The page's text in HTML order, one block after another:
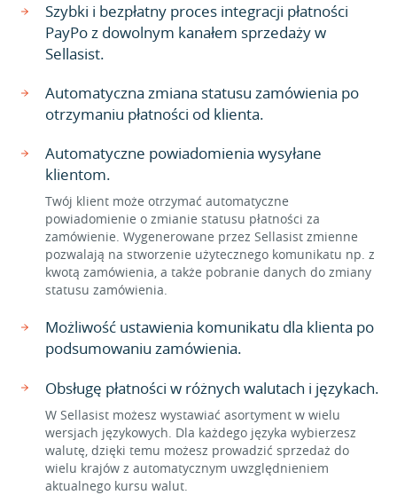
Szybki i bezpłatny proces integracji płatności
PayPo z dowolnym kanałem sprzedaży w
Sellasist.
Automatyczna zmiana statusu zamówienia po
otrzymaniu płatności od klienta.
Automatyczne powiadomienia wysyłane
klientom.
Twój klient może otrzymać automatyczne
powiadomienie o zmianie statusu płatności za
zamówienie. Wygenerowane przez Sellasist zmienne
pozwalają na stworzenie użytecznego komunikatu np. z
kwotą zamówienia, a także pobranie danych do zmiany
statusu zamówienia.
Możliwość ustawienia komunikatu dla klienta po
podsumowaniu zamówienia.
Obsługę płatności w różnych walutach i językach.
W Sellasist możesz wystawiać asortyment w wielu
wersjach językowych. Dla każdego języka wybierzesz
walutę, dzięki temu możesz prowadzić sprzedaż do
wielu krajów z automatycznym uwzględnieniem
aktualnego kursu walut.